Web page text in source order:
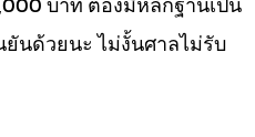
นด้วยนะ ไม่งั้นศาลไม่รับ